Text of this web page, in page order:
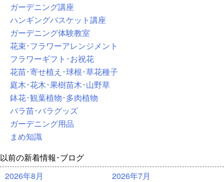
ガーデニング講座
ハンギングバスケット講座
ガーデニング体験教室
花束･フラワーアレンジメント
フラワーギフト･お祝花
花苗･寄せ植え･球根･草花種子
庭木･花木･果樹苗木･山野草
鉢花･観葉植物･多肉植物
バラ苗･バラグッズ
ガーデニング用品
まめ知識
以前の新着情報･ブログ
2026年8月
2026年7月